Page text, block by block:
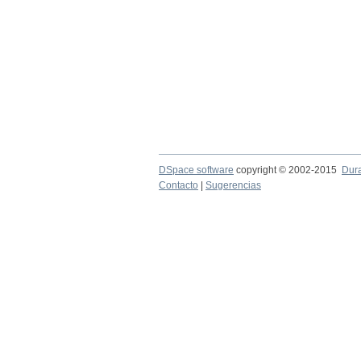
DSpace software copyright © 2002-2015
Contacto
Sugerencias